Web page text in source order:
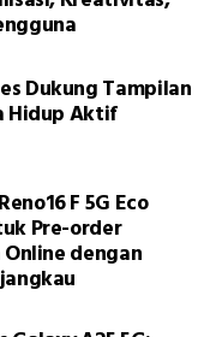
Dukung Tampilan
Hidup Aktif
F 5G Eco
Pre-order
dengan